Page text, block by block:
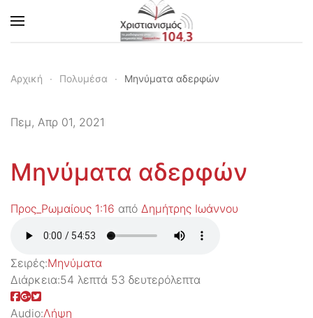
Skip to main content
Αρχική Πολυμέσα Μηνύματα αδερφών
Πεμ, Απρ 01, 2021
Μηνύματα αδερφών
Προς_Ρωμαίους 1:16 από Δημήτρης Ιωάννου
Σειρές:Μηνύματα
Διάρκεια:54 λεπτά 53 δευτερόλεπτα
Audio:Λήψη